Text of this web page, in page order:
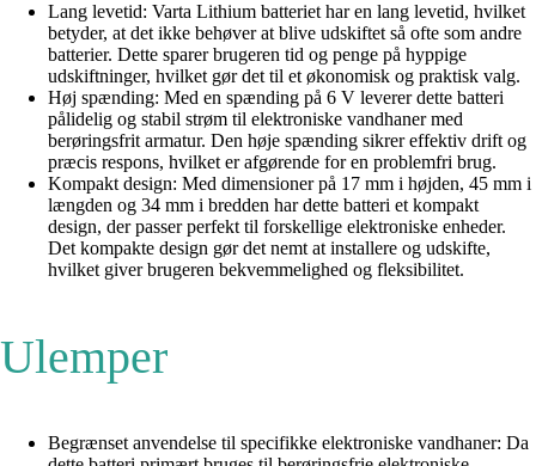
Lang levetid: Varta Lithium batteriet har en lang levetid, hvilket
betyder, at det ikke behøver at blive udskiftet så ofte som andre
batterier. Dette sparer brugeren tid og penge på hyppige
udskiftninger, hvilket gør det til et økonomisk og praktisk valg.
Høj spænding: Med en spænding på 6 V leverer dette batteri
pålidelig og stabil strøm til elektroniske vandhaner med
berøringsfrit armatur. Den høje spænding sikrer effektiv drift og
præcis respons, hvilket er afgørende for en problemfri brug.
Kompakt design: Med dimensioner på 17 mm i højden, 45 mm i
længden og 34 mm i bredden har dette batteri et kompakt
design, der passer perfekt til forskellige elektroniske enheder.
Det kompakte design gør det nemt at installere og udskifte,
hvilket giver brugeren bekvemmelighed og fleksibilitet.
Ulemper
Begrænset anvendelse til specifikke elektroniske vandhaner: Da